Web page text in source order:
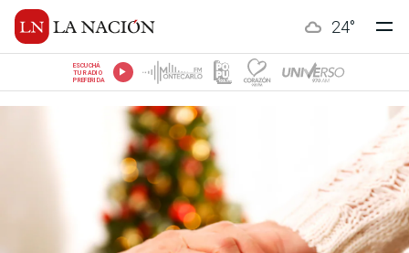
24°
ESCUCHÁ
TU RADIO
PREFERIDA